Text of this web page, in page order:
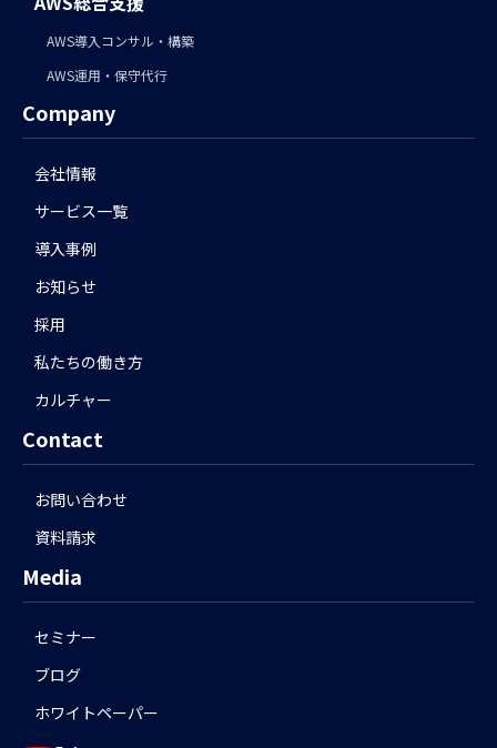
AWS導入コンサル・構築
AWS運用・保守代行
Company
会社情報
サービス一覧
導入事例
お知らせ
採用
私たちの働き方
カルチャー
Contact
お問い合わせ
資料請求
Media
セミナー
ブログ
ホワイトペーパー